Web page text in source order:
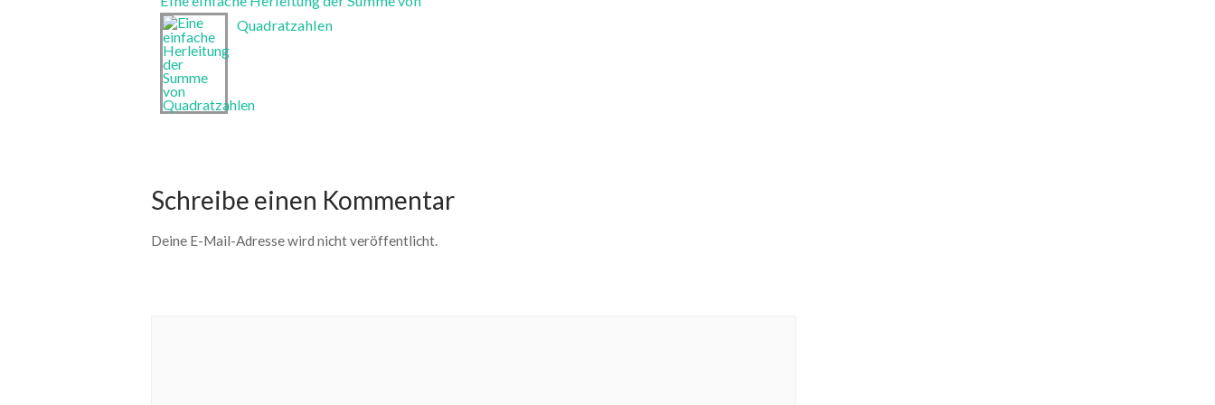
Quadratzahlen
Schreibe einen Kommentar
Deine E-Mail-Adresse wird nicht veröffentlicht.